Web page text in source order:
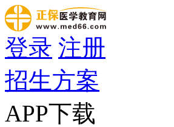
登录 注册
招生方案
APP下载